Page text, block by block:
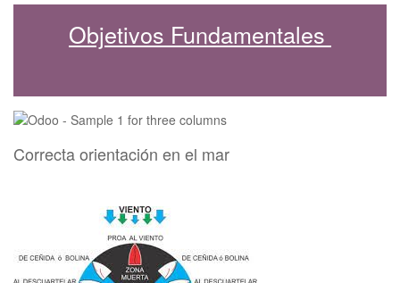
Objetivos Fundamentales
Correcta orientación en el mar